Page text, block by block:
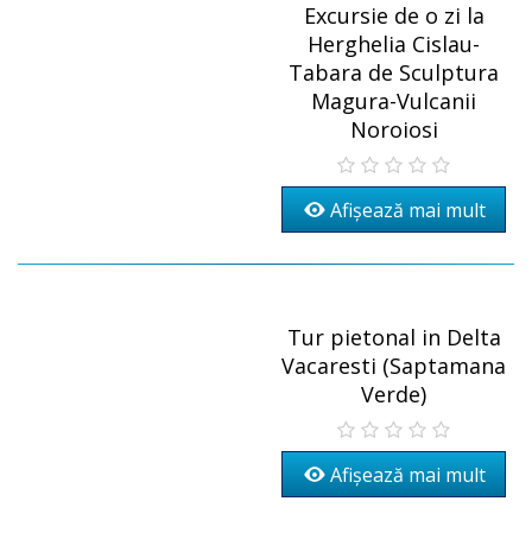
Excursie de o zi la
Herghelia Cislau-
Tabara de Sculptura
Magura-Vulcanii
Noroiosi
Afișează mai mult
Tur pietonal in Delta
Vacaresti (Saptamana
Verde)
Afișează mai mult